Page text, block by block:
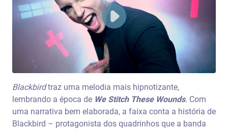
Blackbirdtraz uma melodia mais hipnotizante,
lembrando a época de We Stitch These Wounds. Com
uma narrativa bem elaborada, a faixa conta a história de
Blackbird – protagonista dos quadrinhos que a banda